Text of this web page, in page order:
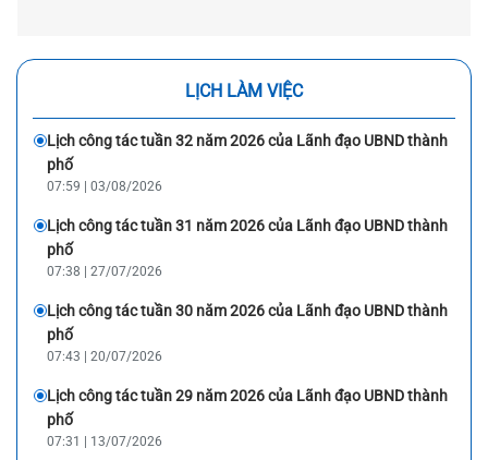
LỊCH LÀM VIỆC
Lịch công tác tuần 32 năm 2026 của Lãnh đạo UBND thành
phố
07:59 | 03/08/2026
Lịch công tác tuần 31 năm 2026 của Lãnh đạo UBND thành
phố
07:38 | 27/07/2026
Lịch công tác tuần 30 năm 2026 của Lãnh đạo UBND thành
phố
07:43 | 20/07/2026
Lịch công tác tuần 29 năm 2026 của Lãnh đạo UBND thành
phố
07:31 | 13/07/2026